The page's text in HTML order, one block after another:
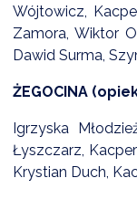
Wójtowicz,
Zamora, Wiktor
Dawid Surma,
ŻEGOCINA
Igrzyska
Łyszczarz,
Krystian Duch,